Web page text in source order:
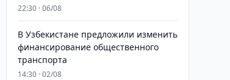
22:30 · 06/08
В Узбекистане предложили изменить
финансирование общественного
транспорта
14:30 · 02/08